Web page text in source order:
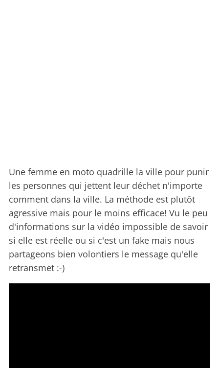
Une femme en moto quadrille la ville pour punir
les personnes qui jettent leur déchet n'importe
comment dans la ville. La méthode est plutôt
agressive mais pour le moins efficace! Vu le peu
d'informations sur la vidéo impossible de savoir
si elle est réelle ou si c'est un fake mais nous
partageons bien volontiers le message qu'elle
retransmet :-)